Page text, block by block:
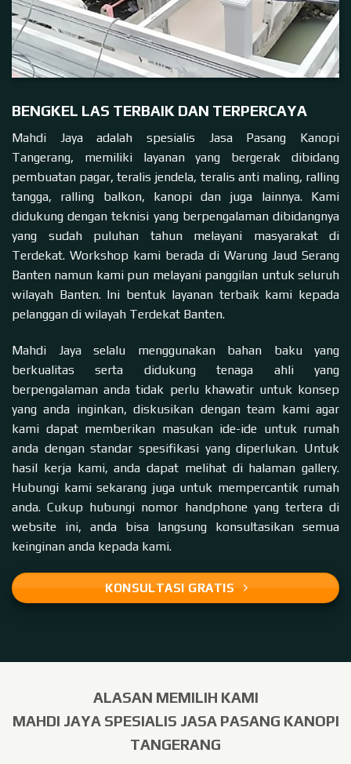
BENGKEL LAS TERBAIK DAN TERPERCAYA
Mahdi Jaya adalah spesialis Jasa Pasang Kanopi
Tangerang, memiliki layanan yang bergerak dibidang
pembuatan pagar, teralis jendela, teralis anti maling, ralling
tangga, ralling balkon, kanopi dan juga lainnya. Kami
didukung dengan teknisi yang berpengalaman dibidangnya
yang sudah puluhan tahun melayani masyarakat di
Terdekat. Workshop kami berada di Warung Jaud Serang
Banten namun kami pun melayani panggilan untuk seluruh
wilayah Banten. Ini bentuk layanan terbaik kami kepada
pelanggan di wilayah Terdekat Banten.
Mahdi Jaya selalu menggunakan bahan baku yang
berkualitas serta didukung tenaga ahli yang
berpengalaman anda tidak perlu khawatir untuk konsep
yang anda inginkan, diskusikan dengan team kami agar
kami dapat memberikan masukan ide-ide untuk rumah
anda dengan standar spesifikasi yang diperlukan. Untuk
hasil kerja kami, anda dapat melihat di halaman gallery.
Hubungi kami sekarang juga untuk mempercantik rumah
anda. Cukup hubungi nomor handphone yang tertera di
website ini, anda bisa langsung konsultasikan semua
keinginan anda kepada kami.
KONSULTASI GRATIS
ALASAN MEMILIH KAMI
MAHDI JAYA SPESIALIS JASA PASANG KANOPI
TANGERANG